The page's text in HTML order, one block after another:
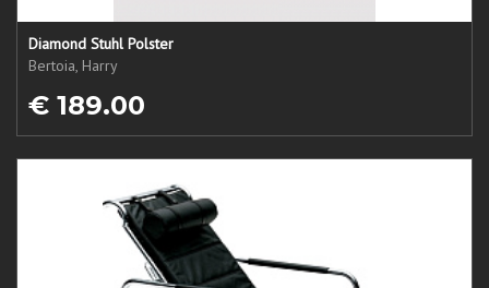
Diamond Stuhl Polster
Bertoia, Harry
€ 189.00